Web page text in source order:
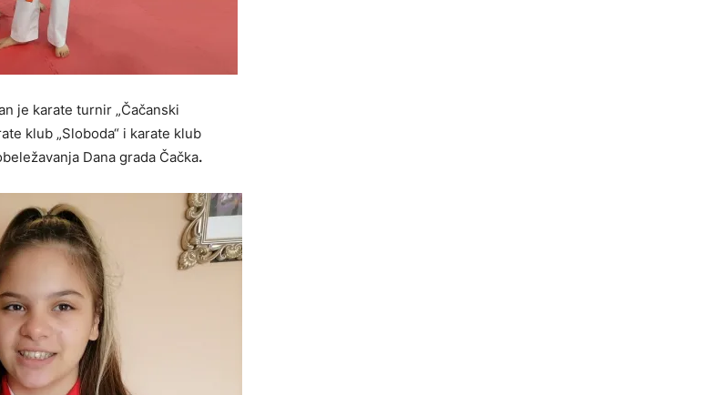
je karate turnir „Čačanski
klub „Sloboda“ i karate klub
Dana grada Čačka.